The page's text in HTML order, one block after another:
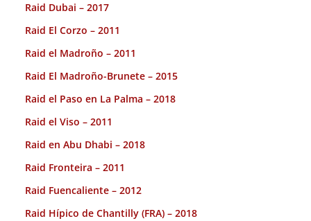
Raid Dubai – 2017
Raid El Corzo – 2011
Raid el Madroño – 2011
Raid El Madroño-Brunete – 2015
Raid el Paso en La Palma – 2018
Raid el Viso – 2011
Raid en Abu Dhabi – 2018
Raid Fronteira – 2011
Raid Fuencaliente – 2012
Raid Hípico de Chantilly (FRA) – 2018